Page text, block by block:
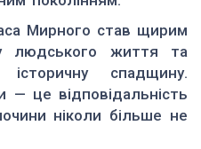
Мирного став щирим
людського життя та
історичну спадщину.
— це відповідальність
ніколи більше не